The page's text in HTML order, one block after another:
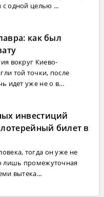
с одной целью ...
как был
вокруг Киево-
той точки, после
идет уже не о в...
инвестиций
билет в
тогда он уже не
лишь промежуточная
вытека...